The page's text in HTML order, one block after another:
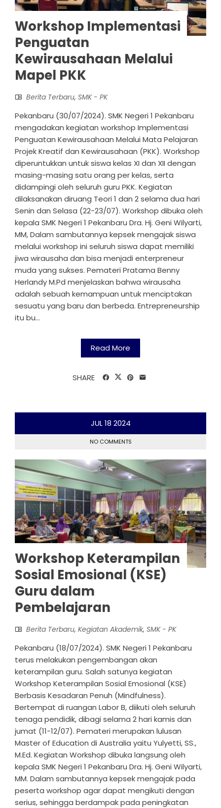
Workshop Implementasi
Penguatan
Kewirausahaan Melalui
Mapel PKK
Berita Terbaru, SMK - PK
Pekanbaru (30/07/2024). SMK Negeri 1 Pekanbaru
mengadakan kegiatan workshop Implementasi
Penguatan Kewirausahaan Melalui Mata Pelajaran
Projek Kreatif dan Kewirausahaan (PKK). Workshop
diperuntukkan untuk siswa kelas XI dan XII dengan
masing-masing satu orang per kelas, serta
didampingi oleh seluruh guru PKK. Kegiatan
dilaksanakan diruang Teori 1 dan 2 selama dua hari
Senin dan Selasa (22-23/07). Workshop dibuka oleh
kepala SMK Negeri 1 Pekanbaru Dra. Hj. Geni Wilyarti,
MM, Dalam sambutannya kepsek mengajak siswa
melalui workshop ini seluruh siswa dapat memiliki
jiwa wirausaha dan bisa menjadi enterpreneur
muda yang sukses. Pemateri Pratama Benny
Herlandy M.Pd menjelaskan bahwa wirausaha
adalah sebuah kemampuan untuk menciptakan
sesuatu yang baru dan berbeda. Entrepreneurship
itu bu...
Read More
SHARE
JUL 18 2024
NO COMMENTS
Workshop Keterampilan
Sosial Emosional (KSE)
Guru dalam
Pembelajaran
Berita Terbaru, Kegiatan Akademik, SMK - PK
Pekanbaru (18/07/2024). SMK Negeri 1 Pekanbaru
terus melakukan pengembangan akan
keterampilan guru. Salah satunya kegiatan
Workshop Keterampilan Sosial Emosional (KSE)
Berbasis Kesadaran Penuh (Mindfulness).
Bertempat di ruangan Labor B, diikuti oleh seluruh
tenaga pendidik, dibagi selama 2 hari kamis dan
jumat (11-12/07). Pemateri merupakan lulusan
Master of Education di Australia yaitu Yulyetti, SS.,
M.Ed. Kegiatan Workshop dibuka langsung oleh
kepala SMK Negeri 1 Pekanbaru Dra. Hj. Geni Wilyarti,
MM. Dalam sambutannya kepsek mengajak pada
peserta workshop agar dapat mengikuti dengan
serius, sehingga berdampak pada peningkatan